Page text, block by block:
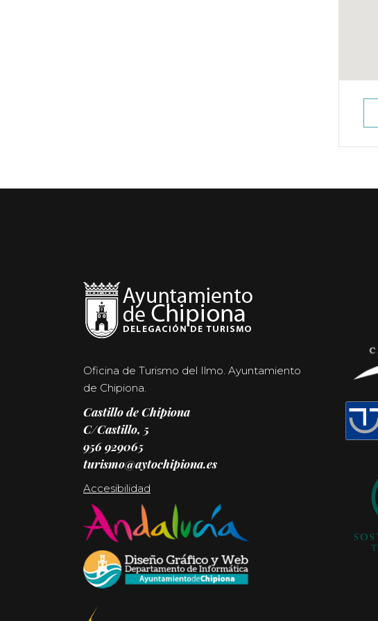
Oficina de Turismo del Ilmo. Ayuntamiento
de Chipiona.
Castillo de Chipiona
C/Castillo, 5
956 929065
turismo@aytochipiona.es
Accesibilidad